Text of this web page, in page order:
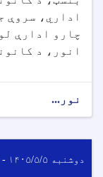
اداري، سروې
چارو ادارې
انور، د
نور...
دوشنبه ۱۴۰۵/۵/۵ - ۱۱:۳۰